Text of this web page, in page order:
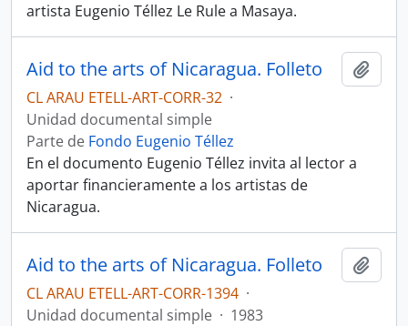
artista Eugenio Téllez Le Rule a Masaya.
Aid to the arts of Nicaragua. Folleto
CL ARAU ETELL-ART-CORR-32 ·
Unidad documental simple
Parte de Fondo Eugenio Téllez
En el documento Eugenio Téllez invita al lector a
aportar financieramente a los artistas de
Nicaragua.
Aid to the arts of Nicaragua. Folleto
CL ARAU ETELL-ART-CORR-1394 ·
Unidad documental simple · 1983